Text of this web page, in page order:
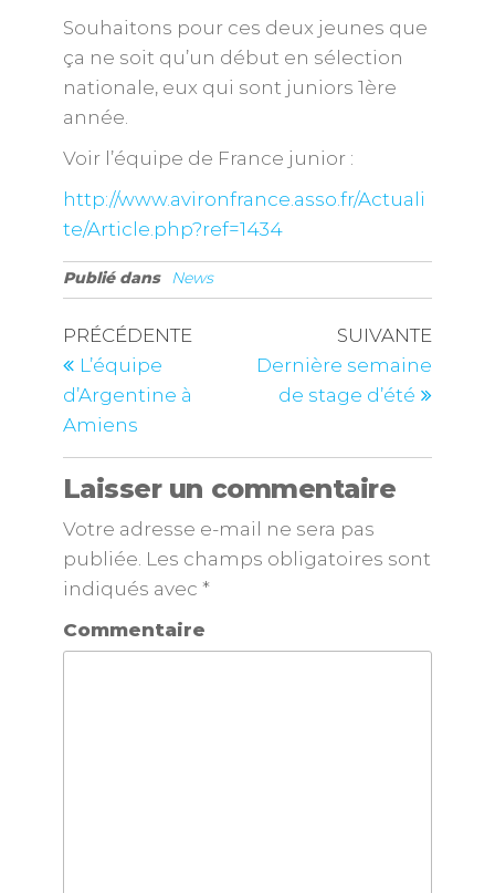
Souhaitons pour ces deux jeunes que
ça ne soit qu’un début en sélection
nationale, eux qui sont juniors 1ère
année.
Voir l’équipe de France junior :
http://www.avironfrance.asso.fr/Actuali
te/Article.php?ref=1434
Publié dans News
PRÉCÉDENTE
L’équipe
d’Argentine à
Amiens
SUIVANTE
Dernière semaine
de stage d’été
Laisser un commentaire
Votre adresse e-mail ne sera pas
publiée. Les champs obligatoires sont
indiqués avec *
Commentaire